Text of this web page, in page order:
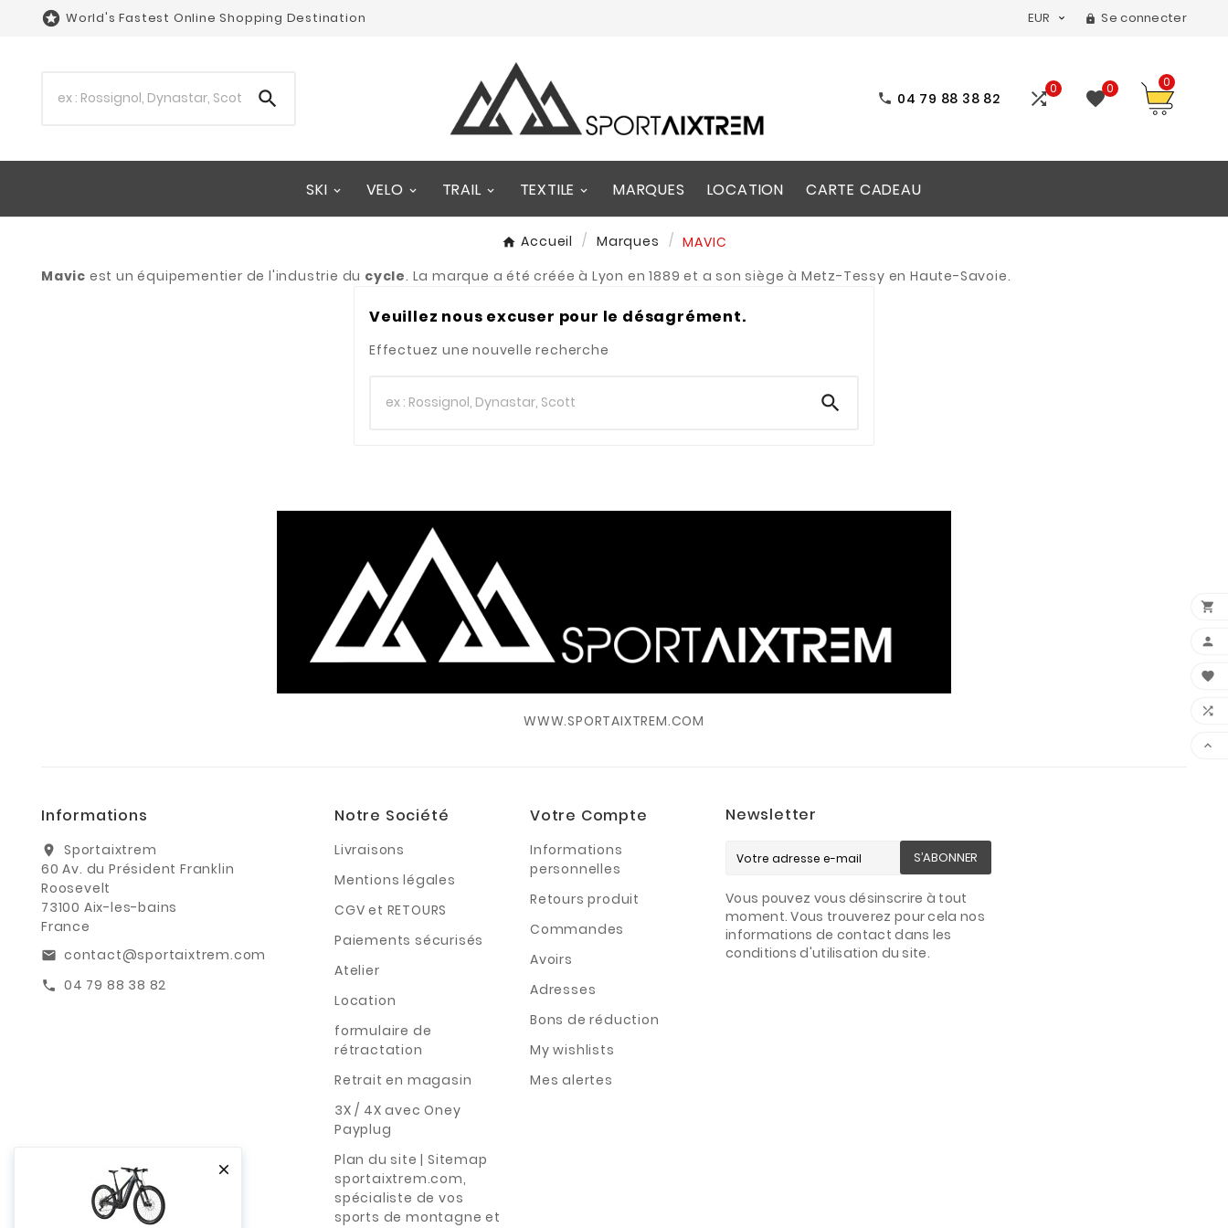

 World's Fastest Online Shopping Destination EUR   Se connecter
  04 79 88 38 82 0 0 0
SKI VELO TRAIL TEXTILE MARQUES LOCATION CARTE CADEAU
Accueil Marques
MAVIC
Mavic est un équipementier de l'industrie du cycle. La marque a été créée à Lyon en 1889 et a son siège à Metz-Tessy en Haute-Savoie.
Veuillez nous excuser pour le désagrément.
Effectuez une nouvelle recherche

WWW.SPORTAIXTREM.COM
Informations
location_on
Sportaixtrem
60 Av. du Président Franklin
Roosevelt
73100 Aix-les-bains
France
email contact@sportaixtrem.com
call 04 79 88 38 82
Notre Société
Livraisons
Mentions légales
CGV et RETOURS
Paiements sécurisés
Atelier
Location
formulaire de
rétractation
Retrait en magasin
3X / 4X avec Oney
Payplug
Plan du site | Sitemap
sportaixtrem.com,
spécialiste de vos
sports de montagne et
Votre Compte
Informations
personnelles
Retours produit
Commandes
Avoirs
Adresses
Bons de réduction
My wishlists
Mes alertes
Newsletter
S’ABONNER
Vous pouvez vous désinscrire à tout
moment. Vous trouverez pour cela nos
informations de contact dans les
conditions d'utilisation du site.




